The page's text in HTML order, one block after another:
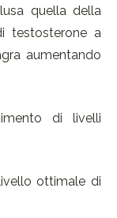
quella della
testosterone a
aumentando
di livelli
ottimale di